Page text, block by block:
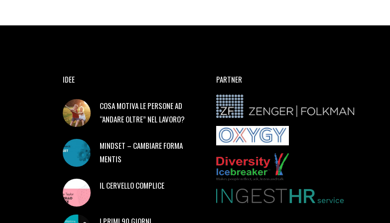
IDEE
COSA MOTIVA LE PERSONE AD
“ANDARE OLTRE” NEL LAVORO?
MINDSET – CAMBIARE FORMA
MENTIS
IL CERVELLO COMPLICE
PARTNER